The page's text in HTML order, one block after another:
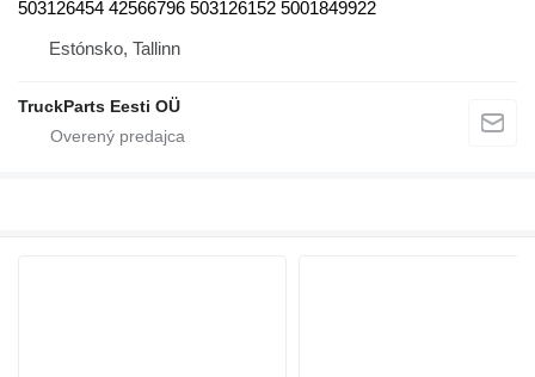
503126454 42566796 503126152 5001849922
Estónsko, Tallinn
TruckParts Eesti OÜ